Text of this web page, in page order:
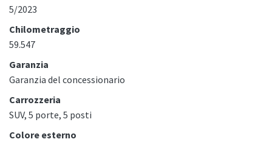
5/2023
Chilometraggio
59.547
Garanzia
Garanzia del concessionario
Carrozzeria
SUV, 5 porte, 5 posti
Colore esterno